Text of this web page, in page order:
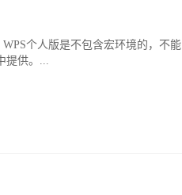
个人版是不包含宏环境的，不能
提供。...